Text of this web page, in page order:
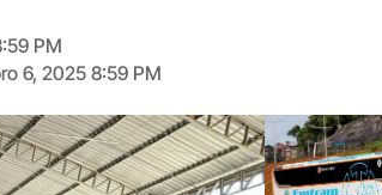
PM
6, 2025 8:59 PM
Digite
aqui
o